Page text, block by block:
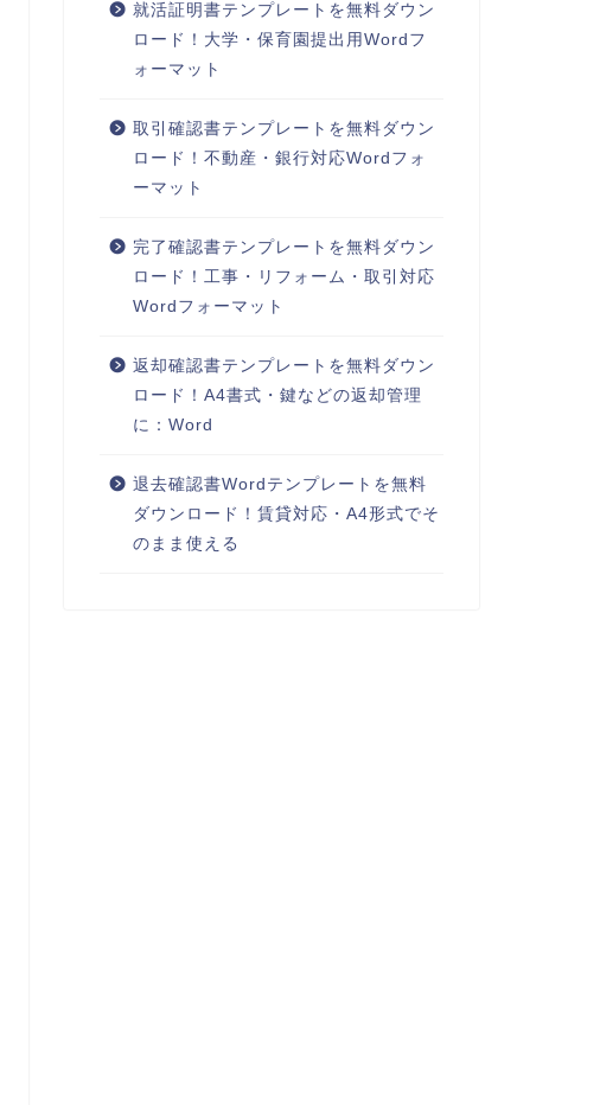
就活証明書テンプレートを無料ダウン
ロード！大学・保育園提出用Wordフ
ォーマット
取引確認書テンプレートを無料ダウン
ロード！不動産・銀行対応Wordフォ
ーマット
完了確認書テンプレートを無料ダウン
ロード！工事・リフォーム・取引対応
Wordフォーマット
返却確認書テンプレートを無料ダウン
ロード！A4書式・鍵などの返却管理
に：Word
退去確認書Wordテンプレートを無料
ダウンロード！賃貸対応・A4形式でそ
のまま使える